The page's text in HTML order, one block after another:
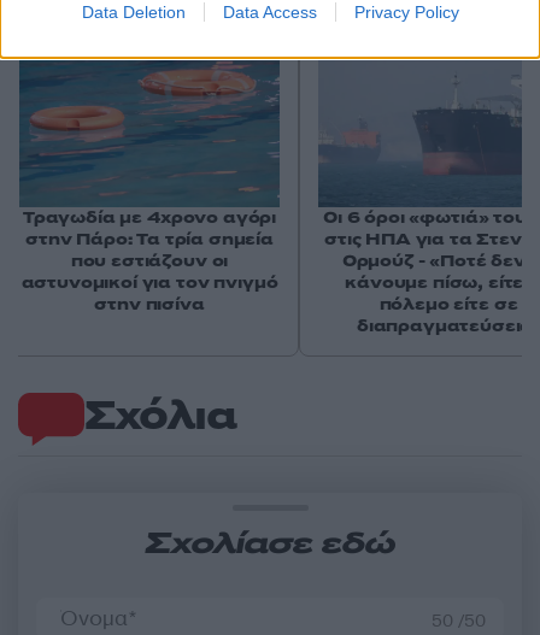
Data Deletion Data Access Privacy Policy
Σχόλια
Σχολίασε εδώ
50 /50
Τραγωδία με 4χρονο αγόρι
στην Πάρο: Τα τρία σημεία
που εστιάζουν οι
αστυνομικοί για τον πνιγμό
στην πισίνα
Οι 6 όροι «φωτιά» του
στις ΗΠΑ για τα Στενά
Ορμούζ - «Ποτέ δεν
κάνουμε πίσω, είτε
πόλεμο είτε σε
διαπραγματεύσεις»